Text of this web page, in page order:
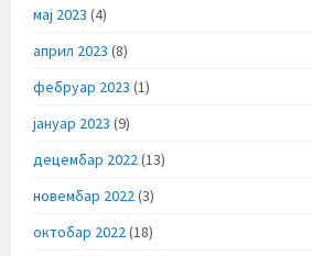
мај 2023 (4)
април 2023 (8)
фебруар 2023 (1)
јануар 2023 (9)
децембар 2022(13)
новембар 2022(3)
октобар 2022(18)